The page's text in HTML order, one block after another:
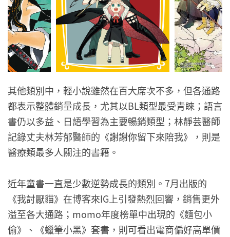
其他類別中，輕小說雖然在百大席次不多，但各通路
都表示整體銷量成長，尤其以BL類型最受青睞；語言
書仍以多益、日語學習為主要暢銷類型；林靜芸醫師
記錄丈夫林芳郁醫師的《謝謝你留下來陪我》，則是
醫療類最多人關注的書籍。
近年童書一直是少數逆勢成長的類別。7月出版的
《我討厭貓》在博客來IG上引發熱烈回響，銷售更外
溢至各大通路；momo年度榜單中出現的《麵包小
偷》、《蠟筆小黑》套書，則可看出電商偏好高單價